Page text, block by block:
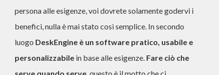
persona alle esigenze, voi dovrete solamente godervi i
benefici, nulla è mai stato così semplice. In secondo
luogo DeskEngine è un software pratico, usabile e
personalizzabile in base alle esigenze. Fare ciò che